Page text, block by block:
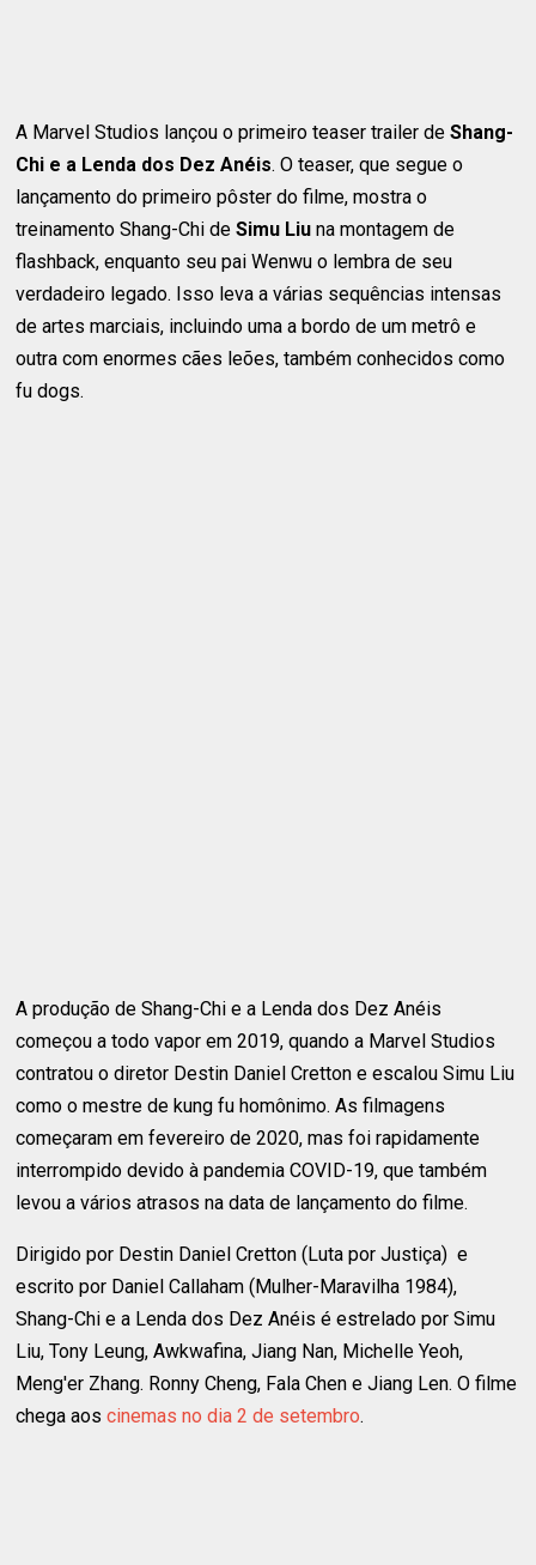
A Marvel Studios lançou o primeiro teaser trailer deShang-
Chi e a Lenda dos Dez Anéis. O teaser, que segue o
lançamento do primeiro pôster do filme, mostra o
treinamento Shang-Chi deSimu Liu na montagem de
flashback, enquanto seu pai Wenwu o lembra de seu
verdadeiro legado. Isso leva a várias sequências intensas
de artes marciais, incluindo uma a bordo de um metrô e
outra com enormes cães leões, também conhecidos como
fu dogs.
A produção de Shang-Chi e a Lenda dos Dez Anéis
começou a todo vapor em 2019, quando a Marvel Studios
contratou o diretor Destin Daniel Cretton e escalou Simu Liu
como o mestre de kung fu homônimo. As filmagens
começaram em fevereiro de 2020, mas foi rapidamente
interrompido devido à pandemia COVID-19, que também
levou a vários atrasos na data de lançamento do filme.
Dirigido por Destin Daniel Cretton (Luta por Justiça) e
escrito por Daniel Callaham (Mulher-Maravilha 1984),
Shang-Chi e a Lenda dos Dez Anéis é estrelado por Simu
Liu, Tony Leung, Awkwafina, Jiang Nan, Michelle Yeoh,
Meng'er Zhang. Ronny Cheng, Fala Chen e Jiang Len. O filme
chega aoscinemas no dia 2 de setembro.